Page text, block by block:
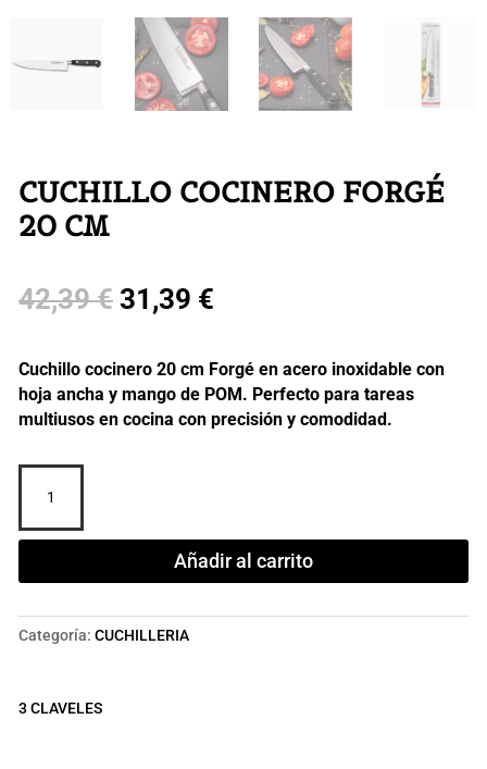
CUCHILLO COCINERO FORGÉ
20 CM
42,39€ El
original
31,39 €El
actual
Cuchillo cocinero 20 cm Forgé en acero inoxidable con
hoja ancha y mango de POM. Perfecto para tareas
multiusos en cocina con precisión y comodidad.
COCINERO
FORGÉ
Añadir al carrito
Categoría: CUCHILLERIA
3 CLAVELES